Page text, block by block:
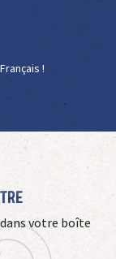
!
votre boîte